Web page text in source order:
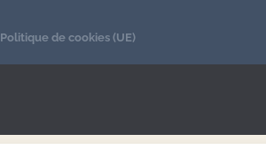
Politique de cookies (UE)